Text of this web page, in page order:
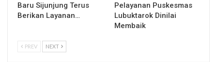
Baru Sijunjung Terus
Berikan Layanan…
Pelayanan Puskesmas
Lubuktarok Dinilai
Membaik
PREV NEXT